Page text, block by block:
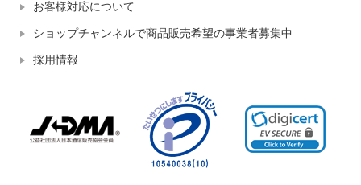
お客様対応について
ショップチャンネルで商品販売希望の事業者募集中
採用情報